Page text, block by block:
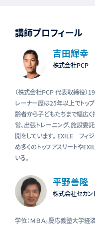
講師プロフィール
吉田輝幸
株式会社PCP
（株式会社PCP 代表取締役）
レーナー歴は25年以上でトップ
齢者から子どもたちまで幅広く
営、出張トレーニング、施設委
開をしています。 EXILE フィ
め多くのトップアスリートや
いる。
平野善隆
株式会社セカン
学位：ＭＢＡ。慶応義塾大学